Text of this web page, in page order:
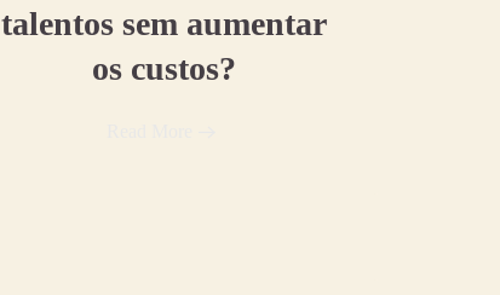
talentos sem aumentar
os custos?